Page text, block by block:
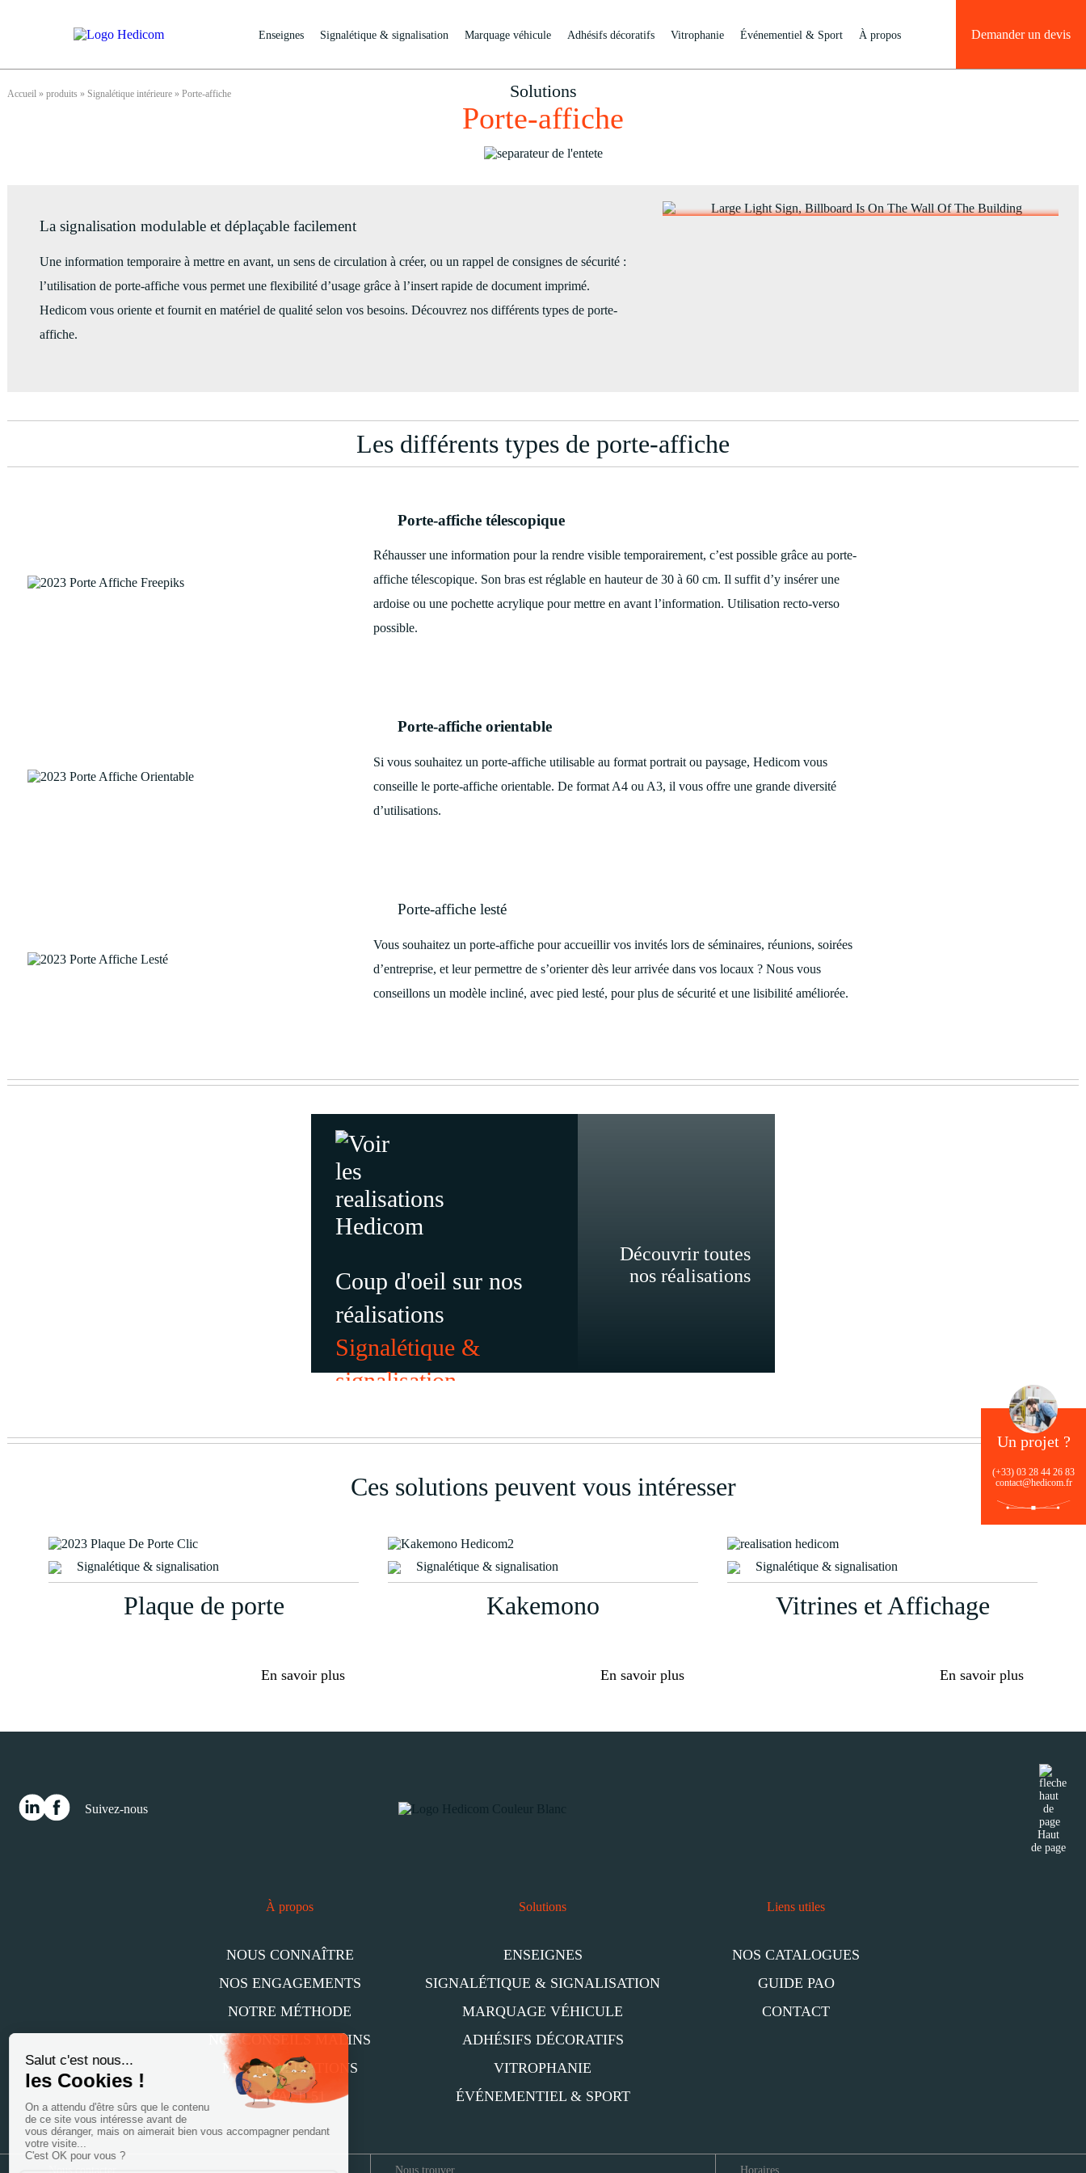
Un projet ?
(+33) 03 28 44 26 83
contact@hedicom.fr
Enseignes Signalétique & signalisation Marquage véhicule Adhésifs décoratifs Vitrophanie Événementiel & Sport À propos Demander un devis
Accueil » produits » Signalétique intérieure » Porte-affiche Solutions
Porte-affiche
La signalisation modulable et déplaçable facilement
Une information temporaire à mettre en avant, un sens de circulation à créer, ou un rappel de consignes de sécurité :
l’utilisation de porte-affiche vous permet une flexibilité d’usage grâce à l’insert rapide de document imprimé.
Hedicom vous oriente et fournit en matériel de qualité selon vos besoins. Découvrez nos différents types de porte-
affiche.
Les différents types de porte-affiche
Porte-affiche télescopique
Réhausser une information pour la rendre visible temporairement, c’est possible grâce au porte-
affiche télescopique. Son bras est réglable en hauteur de 30 à 60 cm. Il suffit d’y insérer une
ardoise ou une pochette acrylique pour mettre en avant l’information. Utilisation recto-verso
possible.
Porte-affiche orientable
Si vous souhaitez un porte-affiche utilisable au format portrait ou paysage, Hedicom vous
conseille le porte-affiche orientable. De format A4 ou A3, il vous offre une grande diversité
d’utilisations.
Porte-affiche lesté
Vous souhaitez un porte-affiche pour accueillir vos invités lors de séminaires, réunions, soirées
d’entreprise, et leur permettre de s’orienter dès leur arrivée dans vos locaux ? Nous vous
conseillons un modèle incliné, avec pied lesté, pour plus de sécurité et une lisibilité améliorée.
Coup d'oeil sur nos
réalisations
Signalétique &
signalisation
Découvrir toutes
nos réalisations
Ces solutions peuvent vous intéresser
Signalétique & signalisation
Plaque de porte
En savoir plus
Signalétique & signalisation
Kakemono
En savoir plus
Signalétique & signalisation
Vitrines et Affichage
En savoir plus
Suivez-nous
Haut
de page
À propos
NOUS CONNAÎTRE
NOS ENGAGEMENTS
NOTRE MÉTHODE
NOS CONSEILS MALINS
NOS RÉALISATIONS
ESPACE 51
Solutions
ENSEIGNES
SIGNALÉTIQUE & SIGNALISATION
MARQUAGE VÉHICULE
ADHÉSIFS DÉCORATIFS
VITROPHANIE
ÉVÉNEMENTIEL & SPORT
Liens utiles
NOS CATALOGUES
GUIDE PAO
CONTACT
Nous trouver Horaires